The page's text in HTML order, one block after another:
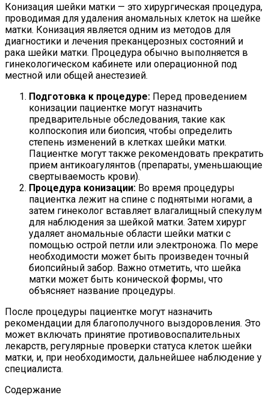
Конизация шейки матки — это хирургическая процедура,
проводимая для удаления аномальных клеток на шейке
матки. Конизация является одним из методов для
диагностики и лечения преканцерозных состояний и
рака шейки матки. Процедура обычно выполняется в
гинекологическом кабинете или операционной под
местной или общей анестезией.
Подготовка к процедуре: Перед проведением
конизации пациентке могут назначить
предварительные обследования, такие как
колпоскопия или биопсия, чтобы определить
степень изменений в клетках шейки матки.
Пациентке могут также рекомендовать прекратить
прием антикоагулянтов (препараты, уменьшающие
свертываемость крови).
Процедура конизации: Во время процедуры
пациентка лежит на спине с поднятыми ногами, а
затем гинеколог вставляет влагалищный спекулум
для наблюдения за шейкой матки. Затем хирург
удаляет аномальные области шейки матки с
помощью острой петли или электроножа. По мере
необходимости может быть произведен точный
биопсийный забор. Важно отметить, что шейка
матки может быть конической формы, что
объясняет название процедуры.
После процедуры пациентке могут назначить
рекомендации для благополучного выздоровления. Это
может включать принятие противовоспалительных
лекарств, регулярные проверки статуса клеток шейки
матки, и, при необходимости, дальнейшее наблюдение у
специалиста.
Содержание